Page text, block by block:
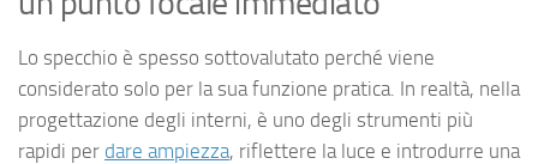
Lo specchio è spesso sottovalutato perché viene
considerato solo per la sua funzione pratica. In realtà, nella
progettazione degli interni, è uno degli strumenti più
rapidi per dare ampiezza, riflettere la luce e introdurre una